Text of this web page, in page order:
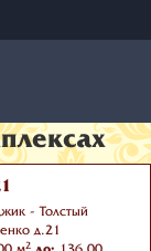
- Толстый
д.21
2